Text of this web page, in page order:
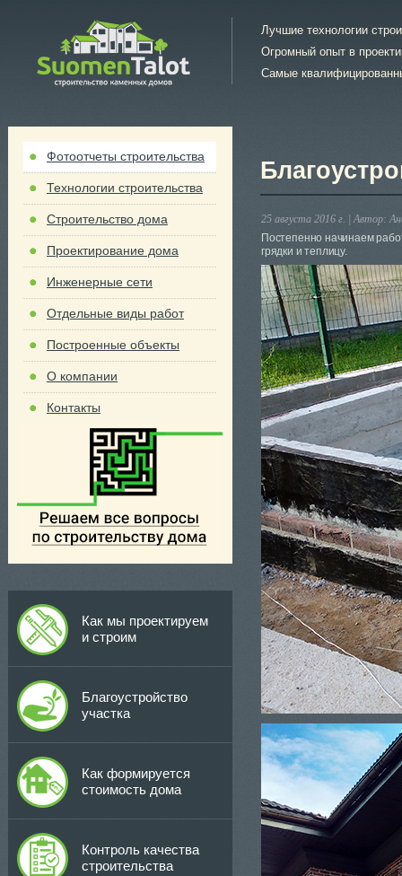
Лучшие технологии
Огромный опыт в
Самые
Фотоотчеты строительства
Технологии строительства
Строительство дома
Проектирование дома
Инженерные сети
Отдельные виды работ
Построенные объекты
О компании
Контакты
Как мы проектируем
и строим
Благоустройство
участка
Как формируется
стоимость дома
Контроль качества
строительства
25 августа 2016 г. | Автор:
Постепенно начинаем
грядки и теплицу.